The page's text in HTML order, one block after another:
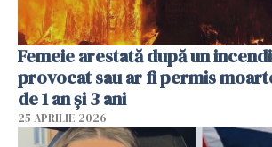
Femeie arestată după un
provocat sau ar fi permis
de 1 an și 3 ani
25 APRILIE 2026